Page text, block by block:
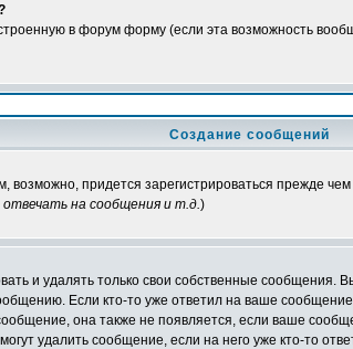
в форум форму (если эта возможность
Создание сообщений
придется зарегистрироваться прежде
на сообщения и т.д.)
и удалять только свои собственные сообщения.
Если кто-то уже ответил на ваше
она также не появляется, если ваше
удалить сообщение, если на него уже кто-то